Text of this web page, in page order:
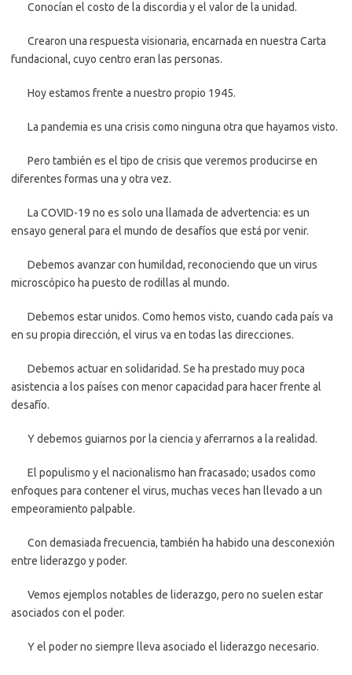
Conocían el costo de la discordia y el valor de la unidad.
Crearon una respuesta visionaria, encarnada en nuestra Carta
fundacional, cuyo centro eran las personas.
Hoy estamos frente a nuestro propio 1945.
La pandemia es una crisis como ninguna otra que hayamos visto.
Pero también es el tipo de crisis que veremos producirse en
diferentes formas una y otra vez.
La COVID-19 no es solo una llamada de advertencia: es un
ensayo general para el mundo de desafíos que está por venir.
Debemos avanzar con humildad, reconociendo que un virus
microscópico ha puesto de rodillas al mundo.
Debemos estar unidos. Como hemos visto, cuando cada país va
en su propia dirección, el virus va en todas las direcciones.
Debemos actuar en solidaridad. Se ha prestado muy poca
asistencia a los países con menor capacidad para hacer frente al
desafío.
Y debemos guiarnos por la ciencia y aferrarnos a la realidad.
El populismo y el nacionalismo han fracasado; usados como
enfoques para contener el virus, muchas veces han llevado a un
empeoramiento palpable.
Con demasiada frecuencia, también ha habido una desconexión
entre liderazgo y poder.
Vemos ejemplos notables de liderazgo, pero no suelen estar
asociados con el poder.
Y el poder no siempre lleva asociado el liderazgo necesario.